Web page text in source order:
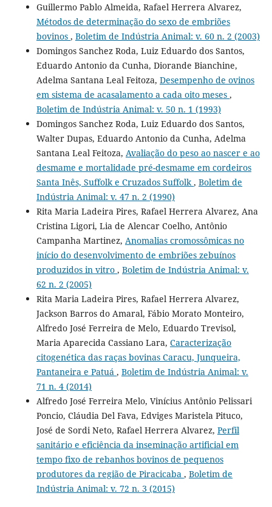
Guillermo Pablo Almeida, Rafael Herrera Alvarez,
Métodos de determinação do sexo de embriões
bovinos , Boletim de Indústria Animal: v. 60 n. 2 (2003)
Domingos Sanchez Roda, Luiz Eduardo dos Santos,
Eduardo Antonio da Cunha, Diorande Bianchine,
Adelma Santana Leal Feitoza, Desempenho de ovinos
em sistema de acasalamento a cada oito meses ,
Boletim de Indústria Animal: v. 50 n. 1 (1993)
Domingos Sanchez Roda, Luiz Eduardo dos Santos,
Walter Dupas, Eduardo Antonio da Cunha, Adelma
Santana Leal Feitoza, Avaliação do peso ao nascer e ao
desmame e mortalidade pré-desmame em cordeiros
Santa Inês, Suffolk e Cruzados Suffolk, Boletim de
Indústria Animal: v. 47 n. 2 (1990)
Rita Maria Ladeira Pires, Rafael Herrera Alvarez, Ana
Cristina Ligori, Lia de Alencar Coelho, Antônio
Campanha Martinez, Anomalias cromossômicas no
início do desenvolvimento de embriões zebuínos
produzidos in vitro , Boletim de Indústria Animal: v.
62 n. 2 (2005)
Rita Maria Ladeira Pires, Rafael Herrera Alvarez,
Jackson Barros do Amaral, Fábio Morato Monteiro,
Alfredo José Ferreira de Melo, Eduardo Trevisol,
Maria Aparecida Cassiano Lara, Caracterização
citogenética das raças bovinas Caracu, Junqueira,
Pantaneira e Patuá , Boletim de Indústria Animal: v.
71 n. 4 (2014)
Alfredo José Ferreira Melo, Vinícius Antônio Pelissari
Poncio, Cláudia Del Fava, Edviges Maristela Pituco,
José de Sordi Neto, Rafael Herrera Alvarez, Perfil
sanitário e eficiência da inseminação artificial em
tempo fixo de rebanhos bovinos de pequenos
produtores da região de Piracicaba , Boletim de
Indústria Animal: v. 72 n. 3 (2015)